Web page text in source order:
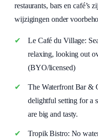
restaurants, bars en café’s
wijzigingen onder
Le Café du Village:
relaxing, looking out
(BYO/licensed)
The Waterfront Bar &
delightful setting for a
are big and tasty.
Tropik Bistro: No